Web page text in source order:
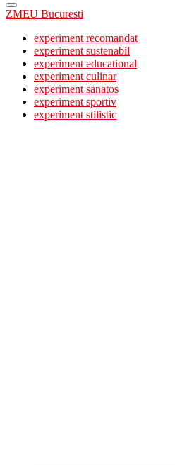
ZMEU Bucuresti
experiment recomandat
experiment sustenabil
experiment educational
experiment culinar
experiment sanatos
experiment sportiv
experiment stilistic